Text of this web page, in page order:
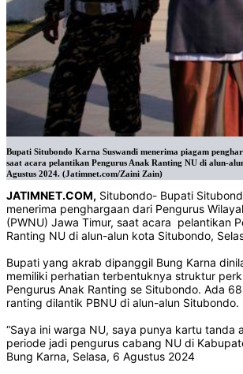
Bupati Situbondo Karna Suswandi menerima piagam
saat acara pelantikan Pengurus Anak Ranting NU di alun-
Agustus 2024. (Jatimnet.com/Zaini Zain)
JATIMNET.COM, Situbondo- Bupati
menerima penghargaan dari Pengurus
(PWNU) Jawa Timur, saat acara pelantikan
Ranting NU di alun-alun kota Situbondo,
Bupati yang akrab dipanggil Bung Karna
memiliki perhatian terbentuknya struktur
Pengurus Anak Ranting se Situbondo. Ada
ranting dilantik PBNU di alun-alun Situbondo.
“Saya ini warga NU, saya punya kartu tanda
periode jadi pengurus cabang NU di
Bung Karna, Selasa, 6 Agustus 2024